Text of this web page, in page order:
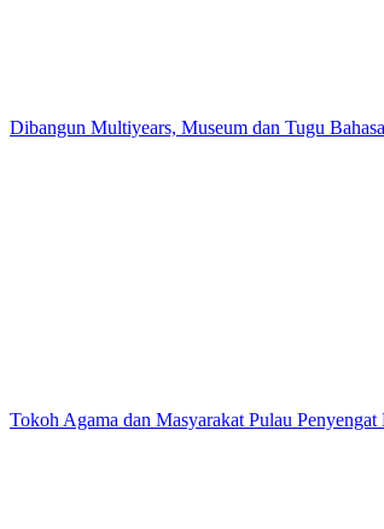
Dibangun Multiyears, Museum dan Tugu
Tokoh Agama dan Masyarakat Pulau